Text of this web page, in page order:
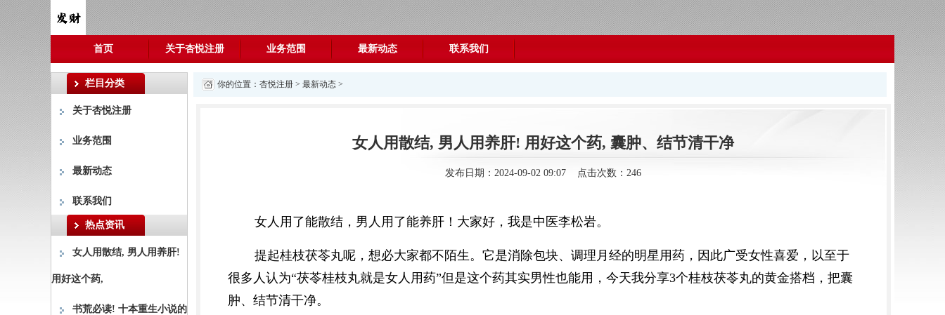
首页 关于杏悦注册 业务范围 最新动态 联系我们
栏目分类
关于杏悦注册
业务范围
最新动态
联系我们
热点资讯
女人用散结, 男人用养肝!
用好这个药,
书荒必读! 十本重生小说的
你的位置： 杏悦注册 > 最新动态 >
女人用散结, 男人用养肝! 用好这个药, 囊肿、结节清干净
发布日期：2024-09-02 09:07 点击次数：246
女人用了能散结，男人用了能养肝！大家好，我是中医李松岩。
提起桂枝茯苓丸呢，想必大家都不陌生。它是消除包块、调理月经的明星用药，因此广受女性喜爱，以至于
很多人认为“茯苓桂枝丸就是女人用药”但是这个药其实男性也能用，今天我分享3个桂枝茯苓丸的黄金搭档，把囊
肿、结节清干净。